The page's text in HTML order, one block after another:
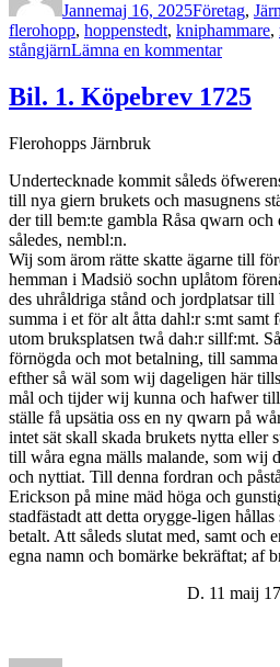
Jannemaj 16, 2025Företag,
flerohopp, hoppenstedt, kniphammare,
stångjärnLämna en kommentartill
bruks
Bil. 1. Köpebrev 1725
Flerohopps Järnbruk
Undertecknade kommit såleds
till nya giern brukets och masugnens
der till bem:te gambla Råsa qwarn och
således, nembl:n.
Wij som ärom rätte skatte ägarne till
hemman i Madsiö sochn uplåtom
des uhråldriga stånd och jordplatsar
summa i et för alt åtta dahl:r s:mt
utom bruksplatsen twå dah:r sillf:mt.
förnögda och mot betalning, till
efther så wäl som wij dageligen här
mål och tijder wij kunna och hafwer
ställe få upsätia oss en ny qwarn på
intet sät skall skada brukets nytta eller
till wåra egna mälls malande, som wij
och nyttiat. Till denna fordran och
Erickson på mine mäd höga och
stadfästadt att detta orygge-ligen
betalt. Att såleds slutat med, samt och
egna namn och bomärke bekräftat; af
D. 11 maij